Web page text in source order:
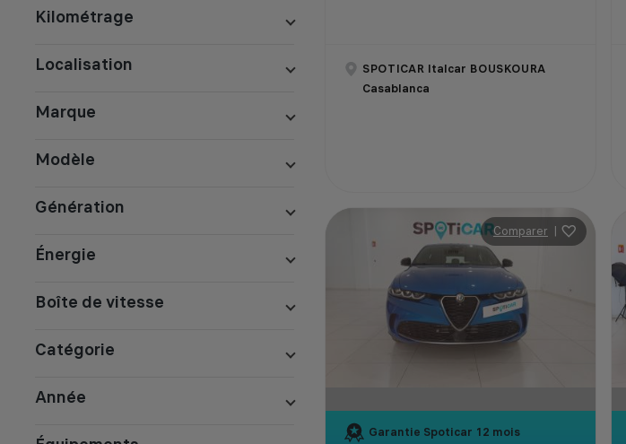
Kilométrage
Localisation
Marque
Modèle
Génération
Énergie
Boîte de vitesse
Catégorie
Année
SPOTICAR Italcar BOUSKOURA
Casablanca
Comparer |
Garantie Spoticar 12 mois